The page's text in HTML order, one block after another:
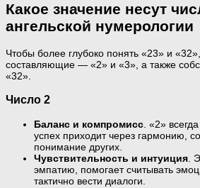
Какое значение несут
ангельской нумерологии
Чтобы более глубоко понять «23» и
составляющие — «2» и «3», а также
«32».
Число 2
Баланс и компромисс . «2»
успех приходит через гармонию,
понимание других.
Чувствительность и интуиция .
эмпатию, помогает считывать
тактично вести диалоги.